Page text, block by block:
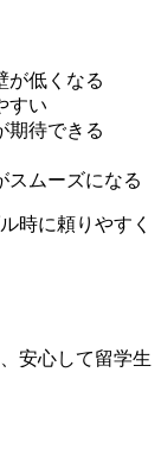
が低くなる
すい
期待できる
スムーズになる
時に頼りやすく
安心して留学生